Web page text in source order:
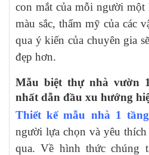
con mắt của mỗi người
màu sắc, thẩm mỹ của các
qua ý kiến của chuyên gia
đẹp hơn.
Mẫu biệt thự nhà vườn
nhất dẫn đầu xu hướng
Thiết kế mẫu nhà 1 tầng
người lựa chọn và yêu
qua. Về hình thức chúng